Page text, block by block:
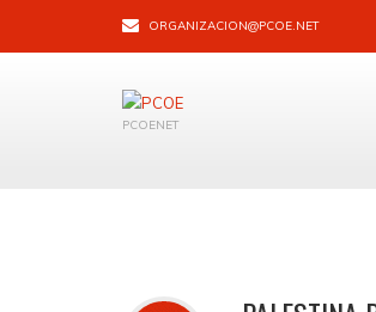
ORGANIZACION@PCOE.NET
PCOENET